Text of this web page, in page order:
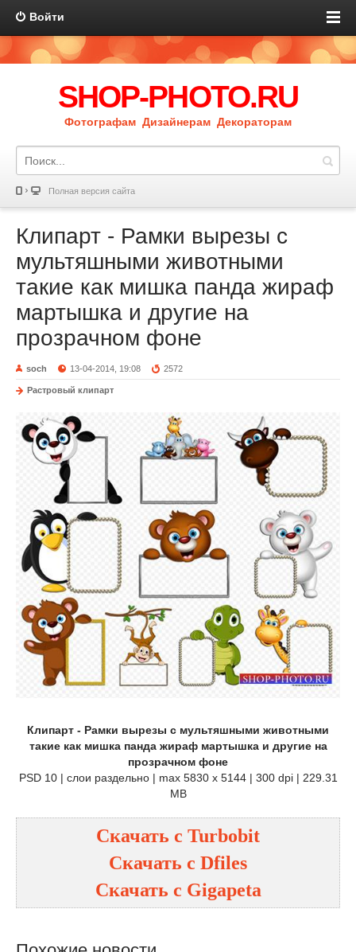
Войти
SHOP-PHOTO.RU
Фотографам Дизайнерам Декораторам
Полная версия сайта
Клипарт - Рамки вырезы с
мультяшными животными
такие как мишка панда жираф
мартышка и другие на
прозрачном фоне
soch 13-04-2014, 19:08 2572
Растровый клипарт
Клипарт - Рамки вырезы с мультяшными животными
такие как мишка панда жираф мартышка и другие на
прозрачном фоне
PSD 10 | слои раздельно | max 5830 x 5144 | 300 dpi | 229.31
MB
Скачать с Turbobit
Скачать с Dfiles
Скачать с Gigapeta